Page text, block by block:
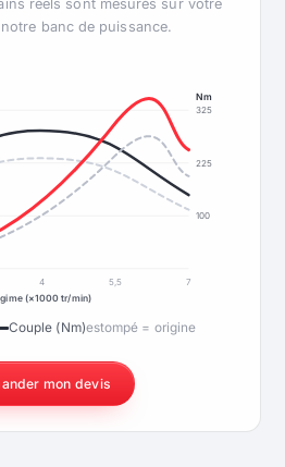
réels sont mesurés sur votre
banc de puissance.
100
225
325
Nm
4 5,5
7
(×1000 tr/min)
Couple (Nm)estompé = origine
mon devis